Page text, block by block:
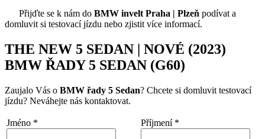
Přijďte se k nám do BMW invelt Praha | Plzeň podívat a
domluvit si testovací jízdu nebo zjistit více informací.
THE NEW 5 SEDAN | NOVÉ (2023)
BMW ŘADY 5 SEDAN (G60)
Zaujalo Vás o BMW řady 5 Sedan? Chcete si domluvit testovací
jízdu? Neváhejte nás kontaktovat.
Jméno * Příjmení *